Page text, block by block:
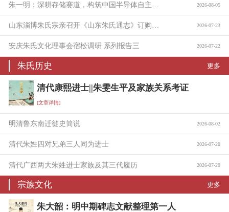
2026-08-05
2026-07-23
安庆朱氏文化理事会宿松调研 系列报告三 2026-07-22
朱氏历史 更多
清代康熙进士||朱雯生平及家族关系考证
[文章详情]
明清鲁东南迁徙史简说 2026-08-02
清代朱姓四对兄弟三人同为进士 2026-07-20
清代广西两大朱姓进士家族及其三代履历 2026-07-20
宗族文化 更多
朱大韶：明中期碑志文献整理第一人